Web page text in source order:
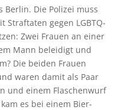
Berlin. Die Polizei muss
Straftaten gegen LGBTQ-
Zwei Frauen an einer
Mann beleidigt und
Die beiden Frauen
waren damit als Paar
und einem Flaschenwurf
es bei einem Bier-